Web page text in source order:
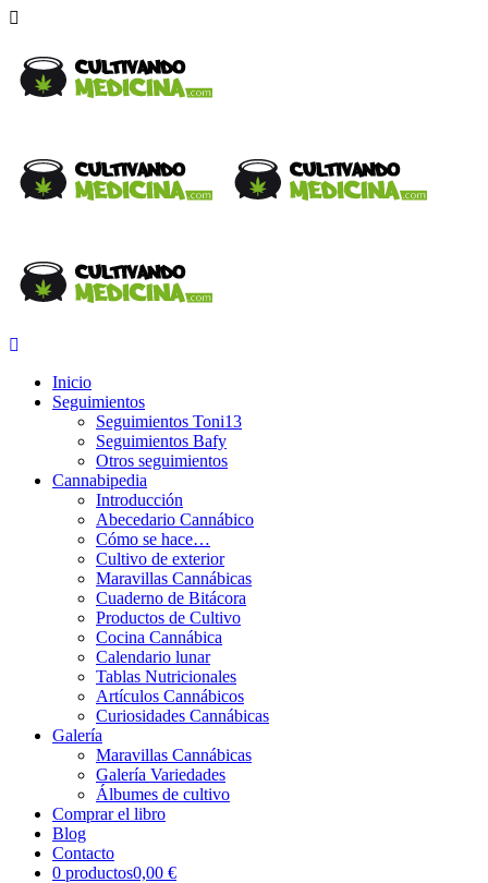
Inicio
Seguimientos
Seguimientos Toni13
Seguimientos Bafy
Otros seguimientos
Cannabipedia
Introducción
Abecedario Cannábico
Cómo se hace…
Cultivo de exterior
Maravillas Cannábicas
Cuaderno de Bitácora
Productos de Cultivo
Cocina Cannábica
Calendario lunar
Tablas Nutricionales
Artículos Cannábicos
Curiosidades Cannábicas
Galería
Maravillas Cannábicas
Galería Variedades
Álbumes de cultivo
Comprar el libro
Blog
Contacto
0 productos0,00 €